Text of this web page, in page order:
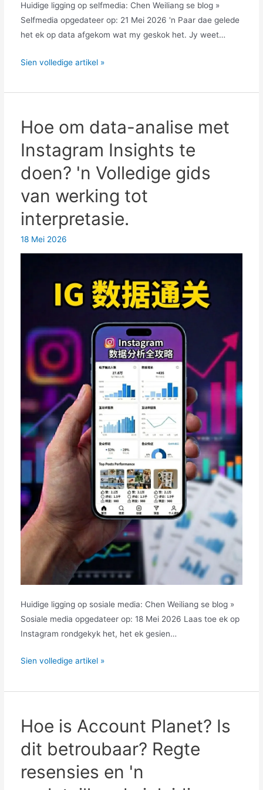
Huidige ligging op selfmedia: Chen Weiliang se blog »
Selfmedia opgedateer op: 21 Mei 2026 'n Paar dae gelede
het ek op data afgekom wat my geskok het. Jy weet…
Instagram
SEO
'n
Praktiese
Gids
om
Blootstelling
en
te
Verhoog
Sien volledige artikel »
Hoe om data-analise met
Instagram Insights te
doen? 'n Volledige gids
van werking tot
interpretasie.
18 Mei 2026
Huidige ligging op sosiale media: Chen Weiliang se blog »
Sosiale media opgedateer op: 18 Mei 2026 Laas toe ek op
Instagram rondgekyk het, het ek gesien…
Hoe
data-
met
Instagram
Insights
doen?
Sien volledige artikel »
Hoe is Account Planet? Is
dit betroubaar? Regte
resensies en 'n